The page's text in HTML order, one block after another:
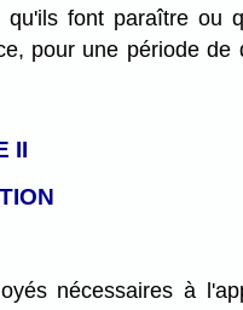
font paraître ou
pour une période
II
nécessaires à